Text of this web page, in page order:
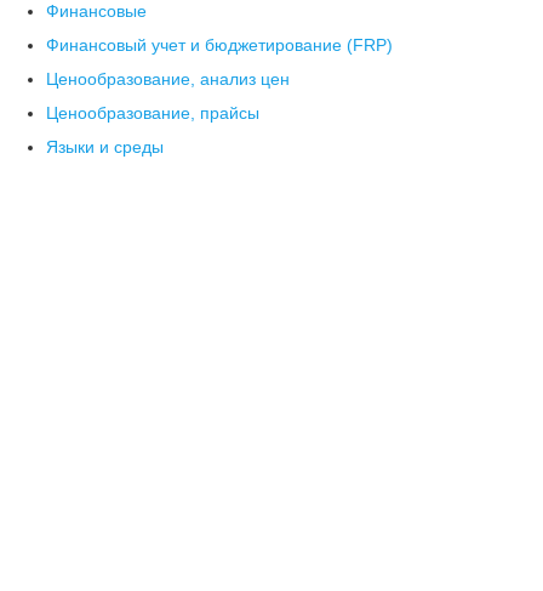
Финансовые
Финансовый учет и бюджетирование (FRP)
Ценообразование, анализ цен
Ценообразование, прайсы
Языки и среды